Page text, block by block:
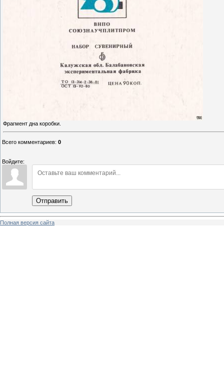
Фрагмент дна коробки.
Всего комментариев: 0
Войдите:
Отправить
Полная версия сайта